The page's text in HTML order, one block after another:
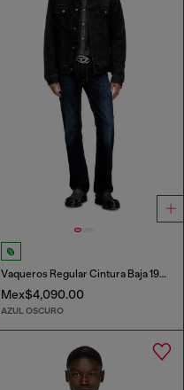
Vaqueros Regular Cintura Baja 1985 Larkee
Mex$4,090.00
AZUL OSCURO